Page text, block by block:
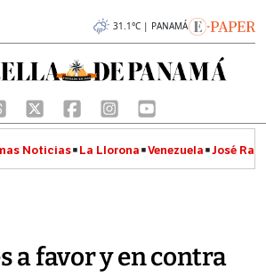
31.1°C | PANAMÁ
Noticias La Llorona Venezuela José
a favor y en contra